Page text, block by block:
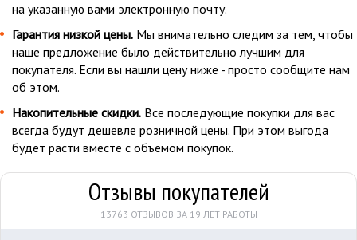
на указанную вами электронную почту.
Гарантия низкой цены. Мы внимательно следим за тем, чтобы
наше предложение было действительно лучшим для
покупателя. Если вы нашли цену ниже - просто сообщите нам
об этом.
Накопительные скидки. Все последующие покупки для вас
всегда будут дешевле розничной цены. При этом выгода
будет расти вместе с объемом покупок.
Отзывы покупателей
13763 ОТЗЫВОВ ЗА 19 ЛЕТ РАБОТЫ